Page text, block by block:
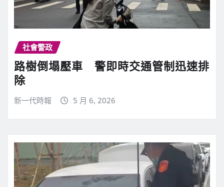
社會警政
路樹倒塌壓車 警即時交通管制迅速排
除
新一代時報 5 月 6, 2026